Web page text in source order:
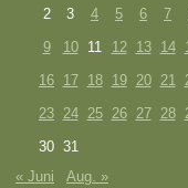
2
3 4 5 6 7
9
10 11 12 13 14
16 17 18 19 20 21
23 24 25 26 27 28
30 31
« Juni
Aug. »